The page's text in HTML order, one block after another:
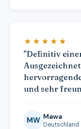
★★★★★
"Definitiv
und sehr
MW Mawa
Deutschland